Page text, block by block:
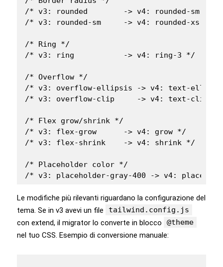
/* v3: rounded        -> v4: rounded-sm */
/* v3: rounded-sm     -> v4: rounded-xs */
/* Ring */
/* v3: ring           -> v4: ring-3 */
/* Overflow */
/* v3: overflow-ellipsis -> v4: text-
/* v3: overflow-clip     -> v4: text-clip */
/* Flex grow/shrink */
/* v3: flex-grow      -> v4: grow */
/* v3: flex-shrink    -> v4: shrink */
/* Placeholder color */
/* v3: placeholder-gray-400 -> v4:
Le modifiche più rilevanti riguardano la configurazione del
tema. Se in v3 avevi un file
tailwind.config.js
con extend, il migrator lo converte in blocco
@theme
nel tuo CSS. Esempio di conversione manuale: